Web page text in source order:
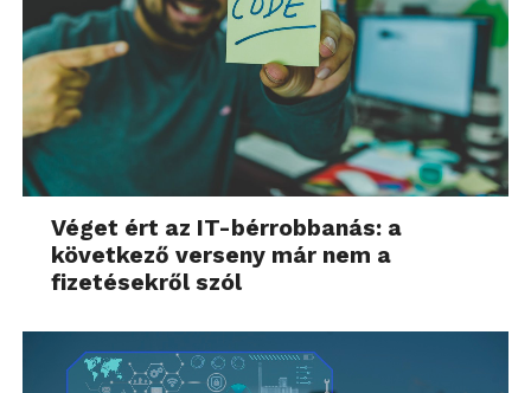
Véget ért az IT-bérrobbanás: a
következő verseny már nem a
fizetésekről szól